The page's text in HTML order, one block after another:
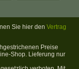
Sie hier den Vertrag
Preise
Shop. Lieferung nur